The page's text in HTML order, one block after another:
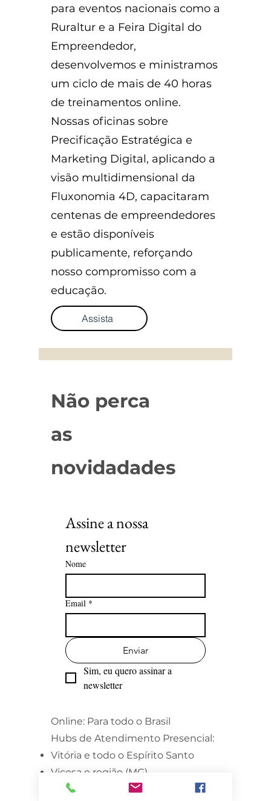
para eventos nacionais como a
Ruraltur e a Feira Digital do
Empreendedor,
desenvolvemos e ministramos
um ciclo de mais de 40 horas
de treinamentos online.
Nossas oficinas sobre
Precificação Estratégica e
Marketing Digital, aplicando a
visão multidimensional da
Fluxonomia 4D, capacitaram
centenas de empreendedores
e estão disponíveis
publicamente, reforçando
nosso compromisso com a
educação.
Assista
Não perca
as
novidadades
Assine a nossa
newsletter
Nome
Email *
Enviar
Sim, eu quero assinar a
newsletter
Online: Para todo o Brasil
Hubs de Atendimento Presencial:
Vitória e todo o Espírito Santo
Viçosa e região (MG)
Brasília e região (DF)